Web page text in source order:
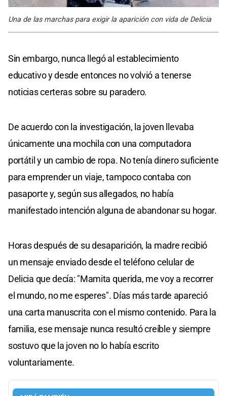
Una de las marchas para exigir la aparición con vida de Delicia
Sin embargo, nunca llegó al establecimiento
educativo y desde entonces no volvió a tenerse
noticias certeras sobre su paradero.
De acuerdo con la investigación, la joven llevaba
únicamente una mochila con una computadora
portátil y un cambio de ropa. No tenía dinero suficiente
para emprender un viaje, tampoco contaba con
pasaporte y, según sus allegados, no había
manifestado intención alguna de abandonar su hogar.
Horas después de su desaparición, la madre recibió
un mensaje enviado desde el teléfono celular de
Delicia que decía: "Mamita querida, me voy a recorrer
el mundo, no me esperes". Días más tarde apareció
una carta manuscrita con el mismo contenido. Para la
familia, ese mensaje nunca resultó creíble y siempre
sostuvo que la joven no lo había escrito
voluntariamente.